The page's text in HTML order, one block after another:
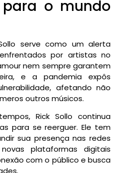
o mundo
serve como um alerta
por artistas no
nem sempre garantem
e a pandemia expôs
afetando não
outros músicos.
Rick Sollo continua
para se reerguer. Ele tem
sua presença nas redes
plataformas digitais
com o público e busca